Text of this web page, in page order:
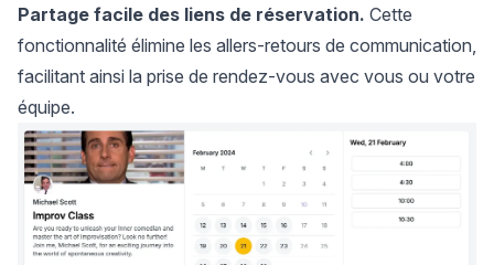
Partage facile des liens de réservation. Cette
fonctionnalité élimine les allers-retours de communication,
facilitant ainsi la prise de rendez-vous avec vous ou votre
équipe.